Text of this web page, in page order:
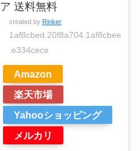
ア 送料無料
created by Rinker
1af8cbed.20f8a704.1af8cbee
.e334cece
Amazon
楽天市場
Yahooショッピング
メルカリ